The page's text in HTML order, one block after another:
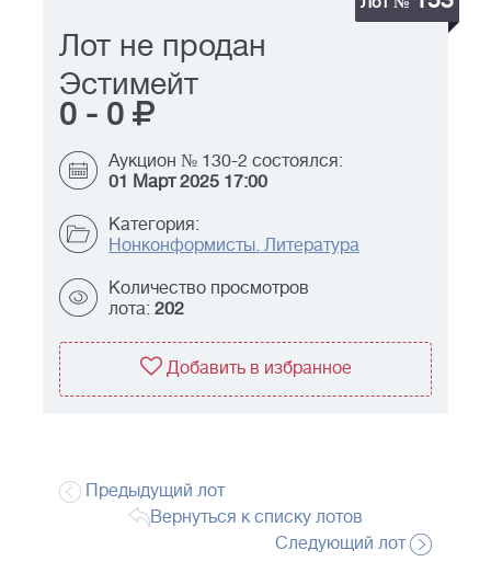
Лот не продан
Эстимейт
0 - 0
Аукцион № 130-2 состоялся:
01 Март 2025 17:00
Категория:
Нонконформисты. Литература
Количество просмотров
лота: 202
Добавить в избранное
Предыдущий лот
Вернуться к списку лотов
Следующий лот